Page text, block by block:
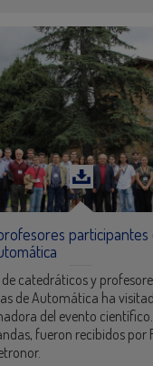
participantes
catedráticos y
de Automática ha
del evento
fueron recibidos por